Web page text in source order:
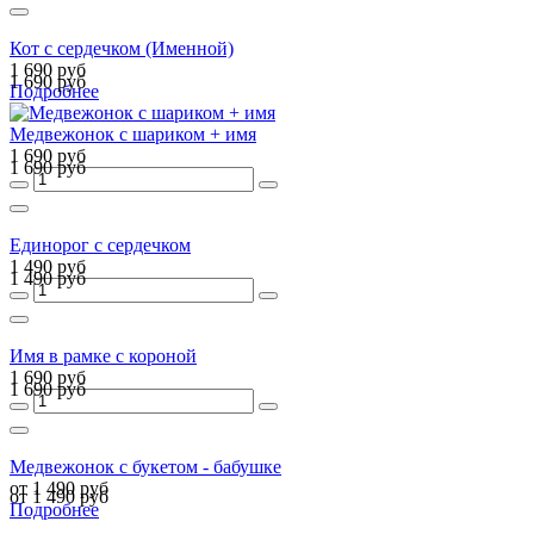
Кот с сердечком (Именной)
1 690 руб
1 690 руб
Подробнее
Медвежонок с шариком + имя
1 690 руб
1 690 руб
Единорог с сердечком
1 490 руб
1 490 руб
Имя в рамке с короной
1 690 руб
1 690 руб
Медвежонок с букетом - бабушке
от 1 490 руб
от 1 490 руб
Подробнее